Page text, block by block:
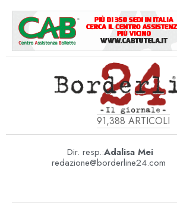
91,388 ARTICOLI
Dir. resp.:Adalisa Mei
redazione@borderline24.com